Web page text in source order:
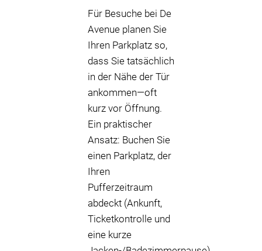
Für Besuche bei De
Avenue planen Sie
Ihren Parkplatz so,
dass Sie tatsächlich
in der Nähe der Tür
ankommen—oft
kurz vor Öffnung.
Ein praktischer
Ansatz: Buchen Sie
einen Parkplatz, der
Ihren
Pufferzeitraum
abdeckt (Ankunft,
Ticketkontrolle und
eine kurze